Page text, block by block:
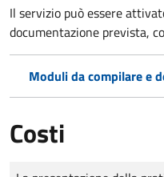
Il servizio può essere
documentazione prevista,
Moduli da compilare e
Costi
Tipo di pagamento
Importo